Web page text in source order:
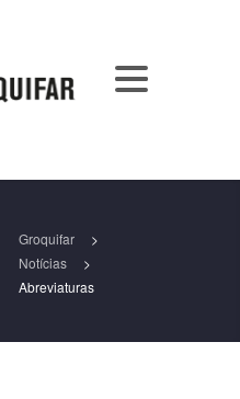
Groquifar
>
Notícias
>
Abreviaturas